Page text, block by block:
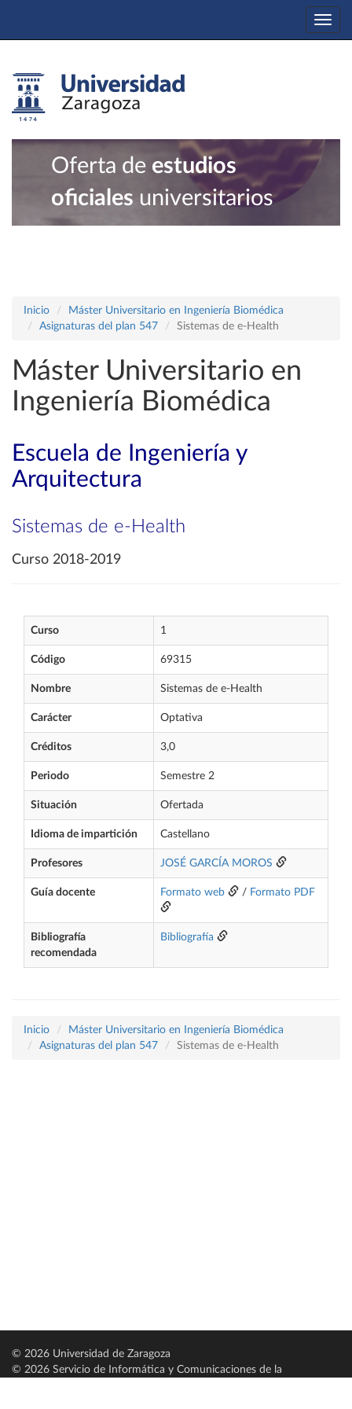
Oferta de estudios
oficiales universitarios
Inicio
Máster Universitario en Ingeniería Biomédica
Asignaturas del plan 547
Sistemas de e-Health
Máster Universitario en
Ingeniería Biomédica
Escuela de Ingeniería y
Arquitectura
Sistemas de e-Health
Curso 2018-2019
Curso 1
Código 69315
Nombre Sistemas de e-Health
Carácter Optativa
Créditos 3,0
Periodo Semestre 2
Situación Ofertada
Idioma de impartición Castellano
Profesores JOSÉ GARCÍA MOROS
Guía docente Formato web / Formato PDF
Bibliografía
recomendada
Bibliografía
Inicio
Máster Universitario en Ingeniería Biomédica
Asignaturas del plan 547
Sistemas de e-Health
© 2026 Universidad de Zaragoza
© 2026 Servicio de Informática y Comunicaciones de la